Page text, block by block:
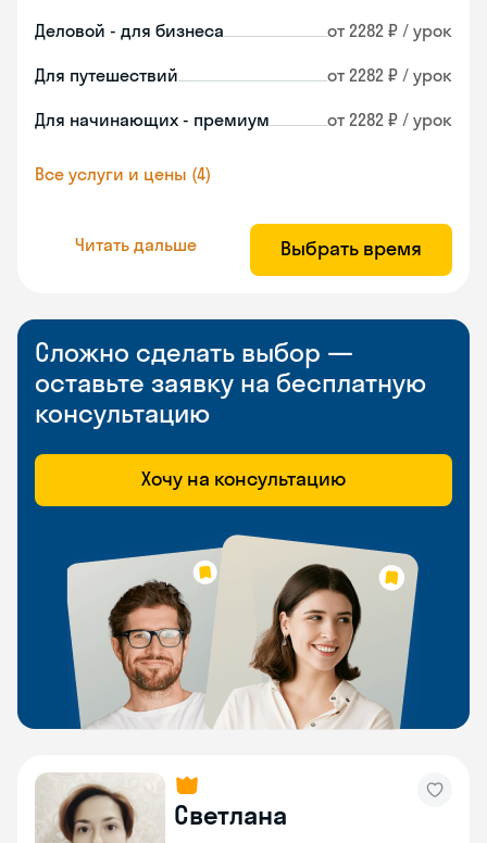
Деловой - для бизнеса от 2282 ₽ / урок
Для путешествий от 2282 ₽ / урок
Для начинающих - премиум от 2282 ₽ / урок
Все услуги и цены (4)
Читать дальше Выбрать время
Сложно сделать выбор —
оставьте заявку на бесплатную
консультацию
Хочу на консультацию
Светлана